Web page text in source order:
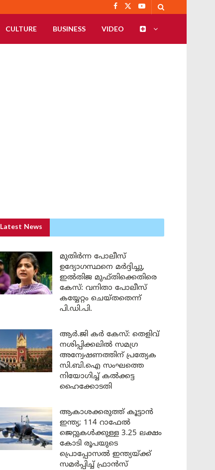
CULTURE BUSINESS VIDEO
Latest News
മുതിർന്ന പോലീസ്
ഉദ്യോഗസ്ഥനെ മർദ്ദിച്ചു,
ഇൽതിജ മുഫ്തിക്കെതിരെ
കേസ്: വനിതാ പോലീസ്
കയ്യേറ്റം ചെയ്തതെന്ന്
പി.ഡി.പി.
ആർ.ജി കർ കേസ്: തെളിവ്
നശിപ്പിക്കലിൽ സമഗ്ര
അന്വേഷണത്തിന് പ്രത്യേക
സി.ബി.ഐ സംഘത്തെ
നിയോഗിച്ച് കൽക്കട്ട
ഹൈക്കോടതി
ആകാശക്കരുത്ത് കൂട്ടാൻ
ഇന്ത്യ; 114 റാഫേൽ
ജെറ്റുകൾക്കുള്ള 3.25 ലക്ഷം
കോടി രൂപയുടെ
പ്രൊപ്പോസൽ ഇന്ത്യയ്ക്ക്
സമർപ്പിച്ച് ഫ്രാൻസ്